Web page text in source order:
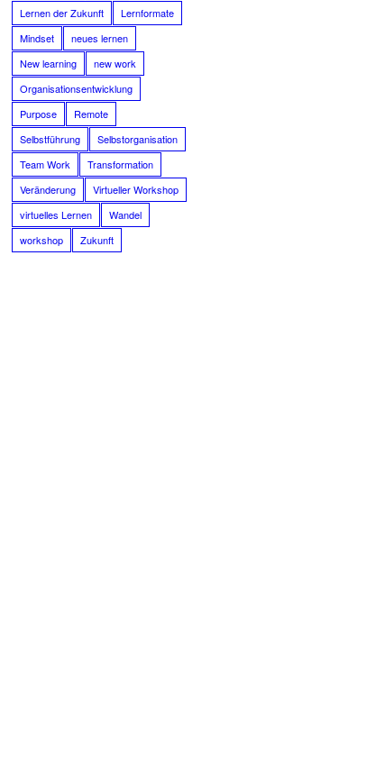
Lernen der Zukunft
Lernformate
Mindset
neues lernen
New learning
new work
Organisationsentwicklung
Purpose
Remote
Selbstführung
Selbstorganisation
Team Work
Transformation
Veränderung
Virtueller Workshop
virtuelles Lernen
Wandel
workshop
Zukunft